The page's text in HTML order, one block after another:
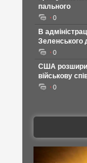
пального
0
В
Зеленського
0
США
військову
0